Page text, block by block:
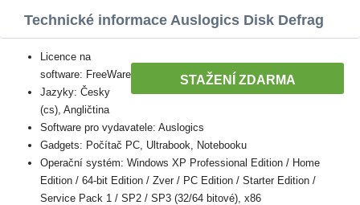
Technické informace Auslogics Disk Defrag
STAŽENÍ ZDARMA
Licence na
software: FreeWare
Jazyky: Česky
(cs), Angličtina
Software pro vydavatele: Auslogics
Gadgets: Počítač PC, Ultrabook, Notebooku
Operační systém: Windows XP Professional Edition / Home
Edition / 64-bit Edition / Zver / PC Edition / Starter Edition /
Service Pack 1 / SP2 / SP3 (32/64 bitové), x86